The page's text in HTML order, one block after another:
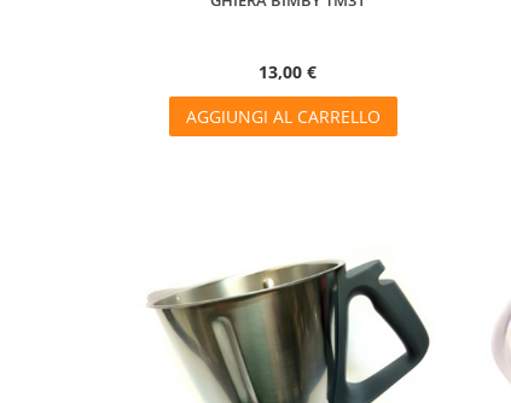
13,00 €
AGGIUNGI AL CARRELLO